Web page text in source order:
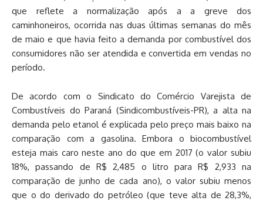
que reflete a normalização após a a greve dos
caminhoneiros, ocorrida nas duas últimas semanas do mês
de maio e que havia feito a demanda por combustível dos
consumidores não ser atendida e convertida em vendas no
período.
De acordo com o Sindicato do Comércio Varejista de
Combustíveis do Paraná (Sindicombustíveis-PR), a alta na
demanda pelo etanol é explicada pelo preço mais baixo na
comparação com a gasolina. Embora o biocombustível
esteja mais caro neste ano do que em 2017 (o valor subiu
18%, passando de R$ 2,485 o litro para R$ 2,933 na
comparação de junho de cada ano), o valor subiu menos
que o do derivado do petróleo (que teve alta de 28,3%,